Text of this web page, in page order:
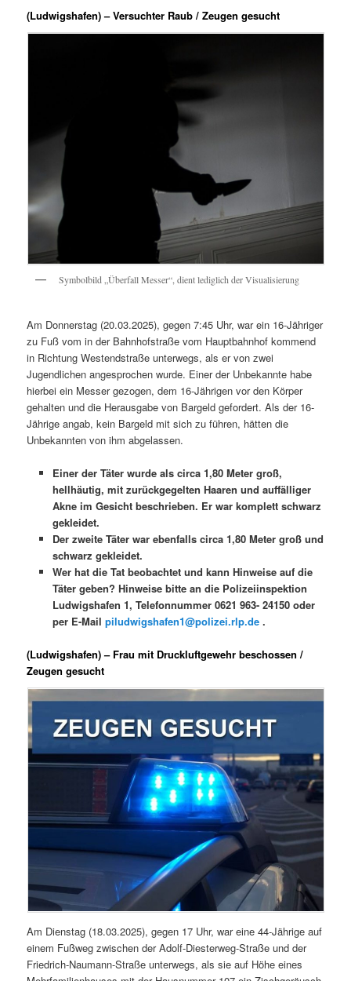
(Ludwigshafen) – Versuchter Raub / Zeugen gesucht
Symbolbild „Überfall Messer“, dient lediglich der Visualisierung
Am Donnerstag (20.03.2025), gegen 7:45 Uhr, war ein 16-Jähriger
zu Fuß vom in der Bahnhofstraße vom Hauptbahnhof kommend
in Richtung Westendstraße unterwegs, als er von zwei
Jugendlichen angesprochen wurde. Einer der Unbekannte habe
hierbei ein Messer gezogen, dem 16-Jährigen vor den Körper
gehalten und die Herausgabe von Bargeld gefordert. Als der 16-
Jährige angab, kein Bargeld mit sich zu führen, hätten die
Unbekannten von ihm abgelassen.
Einer der Täter wurde als circa 1,80 Meter groß,
hellhäutig, mit zurückgegelten Haaren und auffälliger
Akne im Gesicht beschrieben. Er war komplett schwarz
gekleidet.
Der zweite Täter war ebenfalls circa 1,80 Meter groß und
schwarz gekleidet.
Wer hat die Tat beobachtet und kann Hinweise auf die
Täter geben? Hinweise bitte an die Polizeiinspektion
Ludwigshafen 1, Telefonnummer 0621 963- 24150 oder
per E-Mail piludwigshafen1@polizei.rlp.de.
(Ludwigshafen) – Frau mit Druckluftgewehr beschossen /
Zeugen gesucht
Am Dienstag (18.03.2025), gegen 17 Uhr, war eine 44-Jährige auf
einem Fußweg zwischen der Adolf-Diesterweg-Straße und der
Friedrich-Naumann-Straße unterwegs, als sie auf Höhe eines